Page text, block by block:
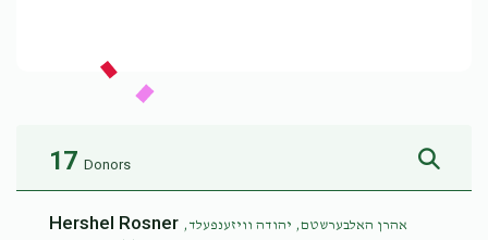
17 Donors
Hershel Rosner אהרן האלבערשטם, יהודה וויזענפעלד,